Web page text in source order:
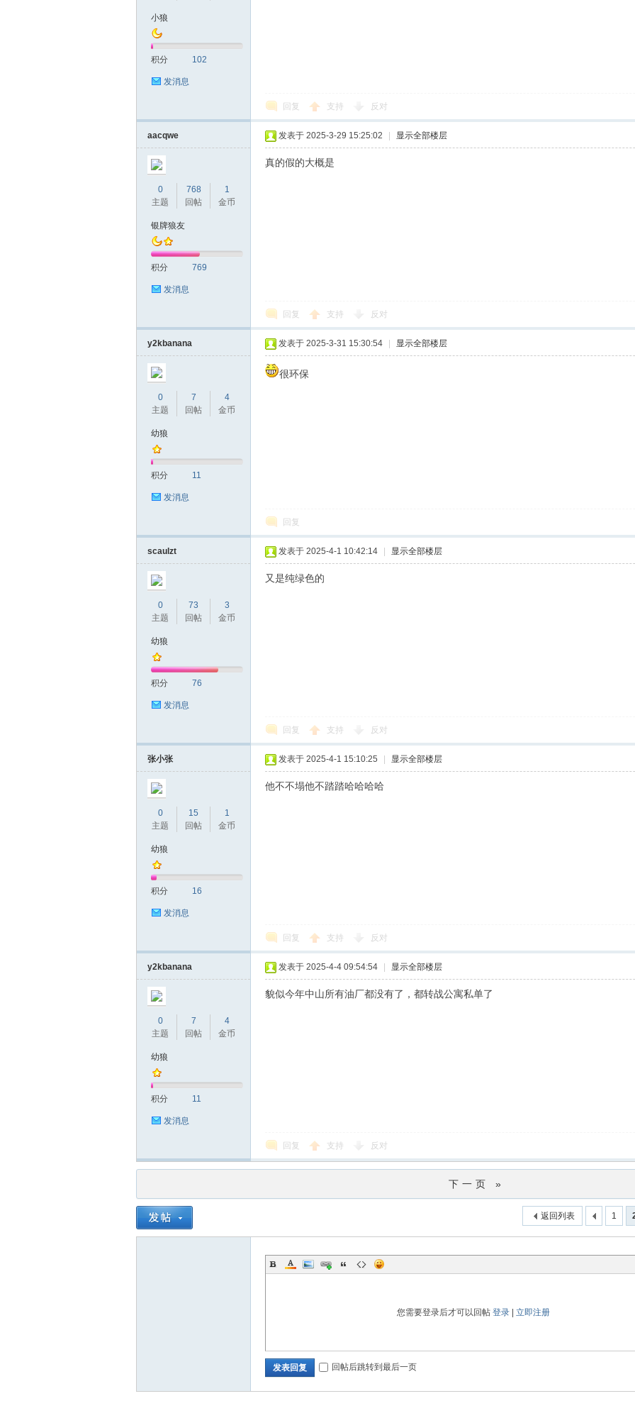
小狼
积分 102
发消息
回复 支持 反对
aacqwe
0
主题
768
回帖
1
金币
银牌狼友
积分 769
发消息
发表于 2025-3-29 15:25:02 显示全部楼层
真的假的大概是
回复 支持 反对
y2kbanana
0
主题
7
回帖
4
金币
幼狼
积分 11
发消息
发表于 2025-3-31 15:30:54 显示全部楼层
很环保
回复
scaulzt
0
主题
73
回帖
3
金币
幼狼
积分 76
发消息
发表于 2025-4-1 10:42:14 显示全部楼层
又是纯绿色的
回复 支持 反对
张小张
0
主题
15
回帖
1
金币
幼狼
积分 16
发消息
发表于 2025-4-1 15:10:25 显示全部楼层
他不不塌他不踏踏哈哈哈哈
回复 支持 反对
y2kbanana
0
主题
7
回帖
4
金币
幼狼
积分 11
发消息
发表于 2025-4-4 09:54:54 显示全部楼层
貌似今年中山所有油厂都没有了，都转战公寓私单了
回复 支持 反对
下一页 »
1
返回列表
您需要登录后才可以回帖 登录| 立即注册
发表回复 回帖后跳转到最后一页